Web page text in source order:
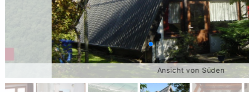
Ansicht von Süden